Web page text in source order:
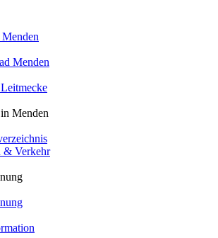
Menden
Menden
& Verkehr